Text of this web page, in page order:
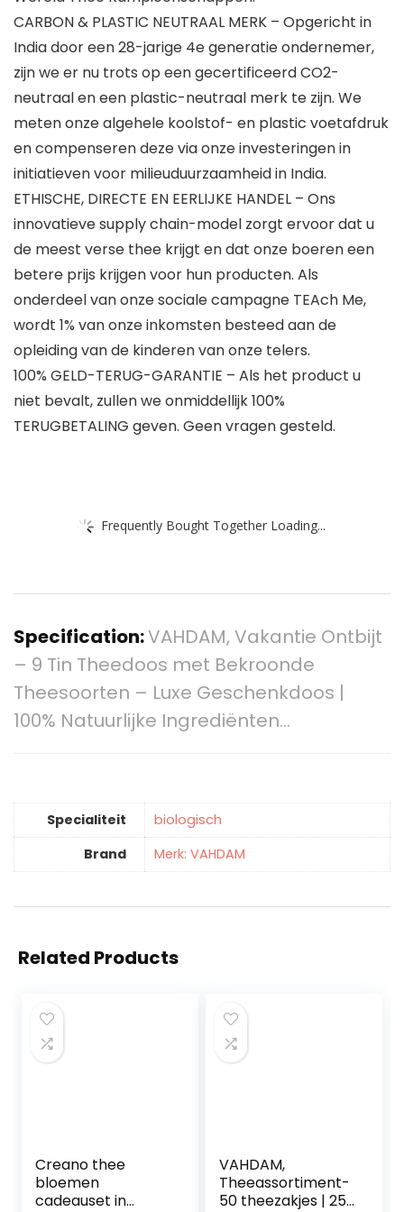
CARBON & PLASTIC NEUTRAAL MERK – Opgericht in
India door een 28-jarige 4e generatie ondernemer,
zijn we er nu trots op een gecertificeerd CO2-
neutraal en een plastic-neutraal merk te zijn. We
meten onze algehele koolstof- en plastic voetafdruk
en compenseren deze via onze investeringen in
initiatieven voor milieuduurzaamheid in India.
ETHISCHE, DIRECTE EN EERLIJKE HANDEL – Ons
innovatieve supply chain-model zorgt ervoor dat u
de meest verse thee krijgt en dat onze boeren een
betere prijs krijgen voor hun producten. Als
onderdeel van onze sociale campagne TEAch Me,
wordt 1% van onze inkomsten besteed aan de
opleiding van de kinderen van onze telers.
100% GELD-TERUG-GARANTIE – Als het product u
niet bevalt, zullen we onmiddellijk 100%
TERUGBETALING geven. Geen vragen gesteld.
Frequently Bought Together Loading...
Specification:VAHDAM, Vakantie Ontbijt
– 9 Tin Theedoos met Bekroonde
Theesoorten – Luxe Geschenkdoos |
100% Natuurlijke Ingrediënten…
Specialiteit
‎biologisch
Brand
Merk: VAHDAM
Related Products
Creano thee
bloemen
cadeauset in
VAHDAM,
Theeassortiment-
50 theezakjes | 25